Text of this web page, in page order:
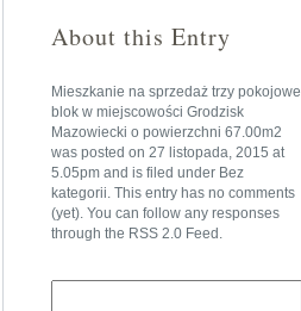
About this Entry
Mieszkanie na sprzedaż trzy pokojowe
blok w miejscowości Grodzisk
Mazowiecki o powierzchni 67.00m2
was posted on 27 listopada, 2015 at
5.05pm and is filed under Bez
kategorii. This entry has no comments
(yet). You can follow any responses
through the RSS 2.0 Feed .